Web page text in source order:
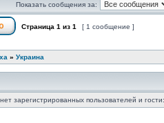
Показать сообщения за:
Страница 1 из 1 [ 1 сообщение ]
» Украина
зарегистрированных пользователей и